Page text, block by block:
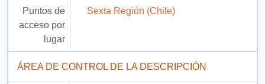
Puntos de
acceso por
lugar
Sexta Región (Chile)
ÁREA DE CONTROL DE LA DESCRIPCIÓN